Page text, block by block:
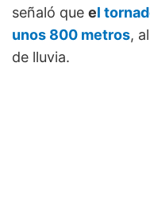
señaló que el
unos 800 metros,
de lluvia.